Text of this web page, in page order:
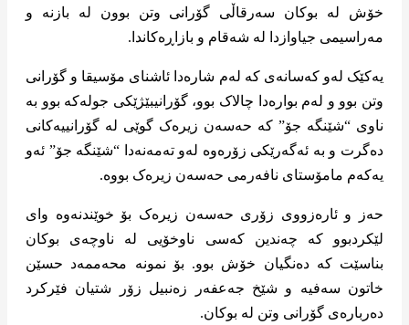
خۆش لە بوکان سەرقاڵی گۆرانی وتن بوون لە بازنە و
مەراسیمی جیاوازدا لە شەقام و بازاڕەکاندا.
یەکێک لەو کەسانەی کە لەم شارەدا ئاشنای مۆسیقا و گۆرانی
وتن بوو و لەم بوارەدا چالاک بوو، گۆرانیبێژێکی جولەکە بوو بە
ناوی “شێنگە جۆ” کە حەسەن زیرەک گوێی لە گۆرانییەکانی
دەگرت و بە ئەگەرێکی زۆرەوە لەو تەمەنەدا “شێنگە جۆ” ئەو
یەکەم مامۆستای نافەرمی حەسەن زیرەک بووە.
حەز و ئارەزووی زۆری حەسەن زیرەک بۆ خوێندنەوە وای
لێکردبوو کە چەندین کەسی ناوخۆیی لە ناوچەی بوکان
بناسێت کە دەنگیان خۆش بوو. بۆ نمونە محەممەد حسێن
خاتون سەفیە و شێخ جەعفەر زەنبیل زۆر شتیان فێرکرد
دەربارەی گۆرانی وتن لە بوکان.